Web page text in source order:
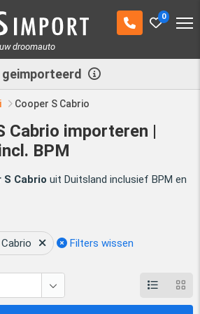
0
droomauto
geimporteerd
Cooper S Cabrio
Cabrio importeren |
BPM
S Cabrio uit Duitsland inclusief BPM en
Filters wissen